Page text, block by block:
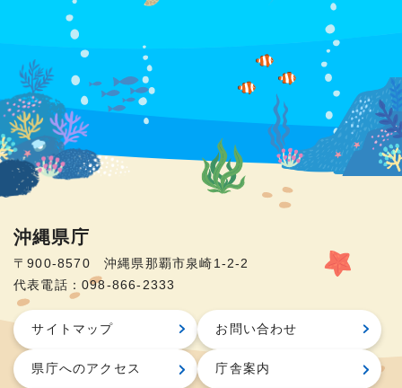
沖縄県庁
〒900-8570 沖縄県那覇市泉崎1-2-2
代表電話：098-866-2333
サイトマップ お問い合わせ
県庁へのアクセス 庁舎案内